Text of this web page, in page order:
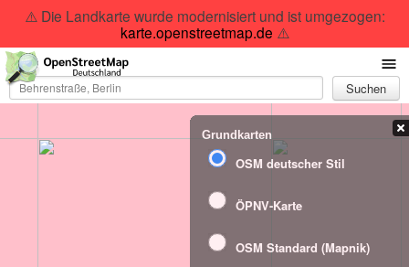
⚠️ Die Landkarte wurde modernisiert und ist umgezogen:
karte.openstreetmap.de ⚠️
Suchen
Grundkarten
OSM deutscher Stil
ÖPNV-Karte
OSM Standard (Mapnik)